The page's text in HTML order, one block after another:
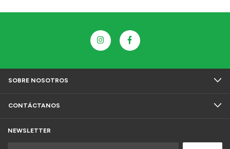
SOBRE NOSOTROS
CONTÁCTANOS
NEWSLETTER